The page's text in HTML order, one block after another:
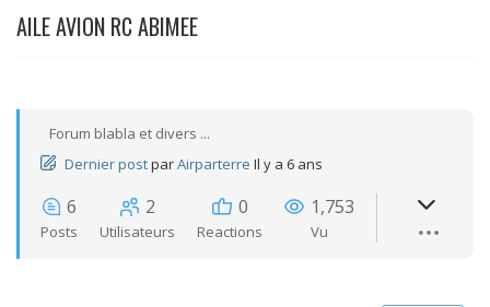
AILE AVION RC ABIMEE
Forum blabla et divers ...
Dernier postparAirparterre Il y a 6 ans
6
Posts
2
Utilisateurs
0
Reactions
1,753
Vu